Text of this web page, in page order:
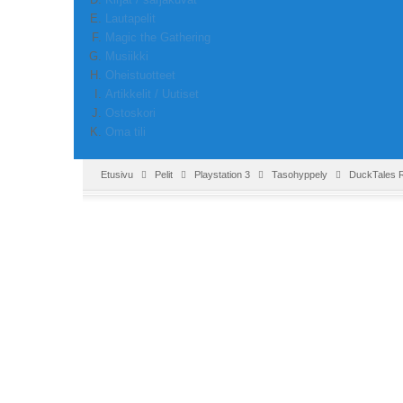
Lautapelit
Magic the Gathering
Musiikki
Oheistuotteet
Artikkelit / Uutiset
Ostoskori
Oma tili
Etusivu Pelit Playstation 3 Tasohyppely DuckTales